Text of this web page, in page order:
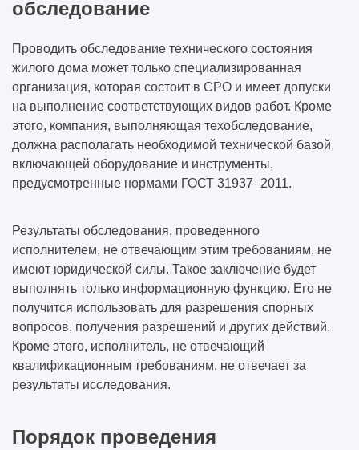
обследование
Проводить обследование технического состояния
жилого дома может только специализированная
организация, которая состоит в СРО и имеет допуски
на выполнение соответствующих видов работ. Кроме
этого, компания, выполняющая техобследование,
должна располагать необходимой технической базой,
включающей оборудование и инструменты,
предусмотренные нормами ГОСТ 31937–2011.
Результаты обследования, проведенного
исполнителем, не отвечающим этим требованиям, не
имеют юридической силы. Такое заключение будет
выполнять только информационную функцию. Его не
получится использовать для разрешения спорных
вопросов, получения разрешений и других действий.
Кроме этого, исполнитель, не отвечающий
квалификационным требованиям, не отвечает за
результаты исследования.
Порядок проведения